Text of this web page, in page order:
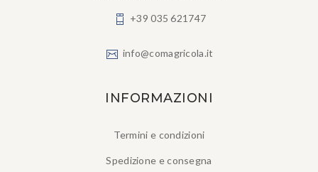
+39 035 621747
info@comagricola.it
INFORMAZIONI
Termini e condizioni
Spedizione e consegna